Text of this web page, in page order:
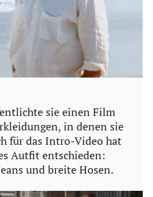
d
e
o
sie einen Film
in denen sie
für das Intro-Video hat
Autfit entschieden:
und breite Hosen.